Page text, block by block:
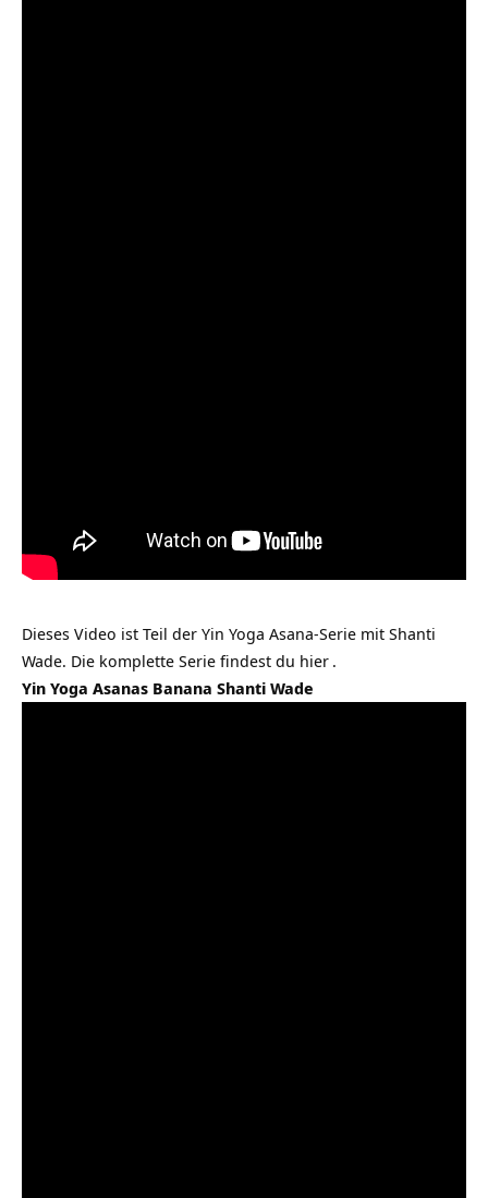
Dieses Video ist Teil der Yin Yoga Asana-Serie mit Shanti
Wade. Die komplette Serie findest du hier .
Yin Yoga Asanas Banana Shanti Wade